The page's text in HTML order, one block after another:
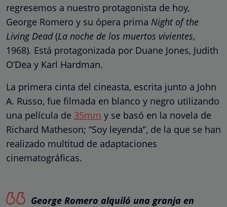
regresemos a nuestro protagonista de hoy,
George Romero y su ópera prima Night of the
Living Dead(La noche de los muertos vivientes,
1968). Está protagonizada por Duane Jones, Judith
O’Dea y Karl Hardman.
La primera cinta del cineasta, escrita junto a John
A. Russo, fue filmada en blanco y negro utilizando
una película de 35mm y se basó en la novela de
Richard Matheson; “Soy leyenda”, de la que se han
realizado multitud de adaptaciones
cinematográficas.
George Romero alquiló una granja en